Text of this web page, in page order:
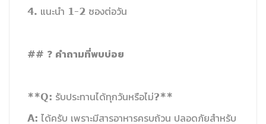
4. แนะนำ 1-2 ซองต่อวัน
## ❓ คำถามที่พบบ่อย
**Q: รับประทานได้ทุกวันหรือไม่?**
A: ได้ครับ เพราะมีสารอาหารครบถ้วน ปลอดภัยสำหรับ